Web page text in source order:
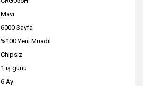
Mavi
6000 Sayfa
%100 Yeni Muadil
Chipsiz
1 iş günü
6 Ay